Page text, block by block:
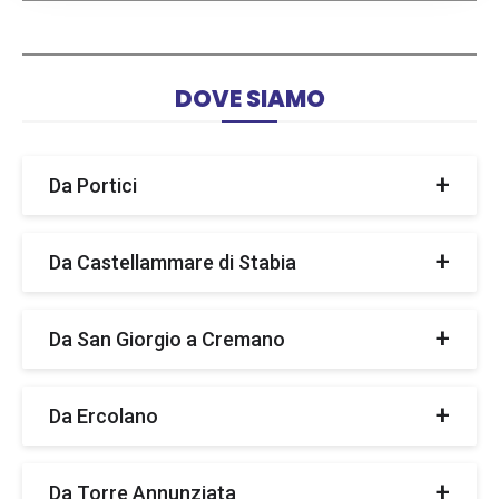
Autostrada A3 direzione Napoli o Salerno
uscita Torre del Greco , poi indcazione Via
Nazionale 208